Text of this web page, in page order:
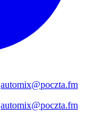
automix@poczta.fm
automix@poczta.fm